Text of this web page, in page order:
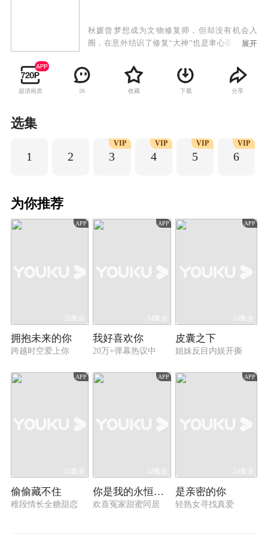
秋媛曾梦想成为文物修复师，但却没有机会入
圈，在意外结识了修复“大神”也是聿心斋的老板
聿心斋的危机，却连累秋媛深陷危险之中，两人
不打不相识。秋媛拜秦致远为师开始了正统的修
复生涯，并在与秦致远的相处中与他互生情愫。
秋媛陷入痛苦。最终风波平息爱恨落幕，秦致远
和秋媛守住初心继续他们的文物修复生涯。
展开
超清画质 26 收藏 下载 分享
选集
1 2 3
VIP
4
VIP
5
VIP
6
VIP
为你推荐
APP
20集全
拥抱未来的你
跨越时空爱上你
APP
34集全
我好喜欢你
20万+弹幕热议中
APP
24集全
皮囊之下
姐妹反目内娱开撕
APP
25集全
偷偷藏不住
稚段情长全糖甜恋
APP
22集全
你是我的永恒星辰
欢喜冤家甜蜜同居
APP
24集全
是亲密的你
轻熟女寻找真爱